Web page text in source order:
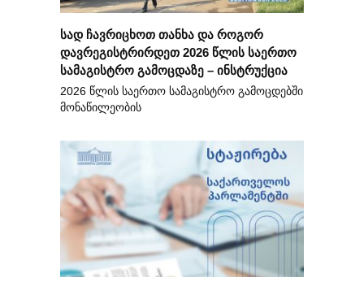
სად ჩავრიცხოთ თანხა და როგორ
დავრეგისტრირდეთ 2026 წლის საერთო
სამაგისტრო გამოცდაზე – ინსტრუქცია
2026 წლის საერთო სამაგისტრო გამოცდებში
მონაწილეობის